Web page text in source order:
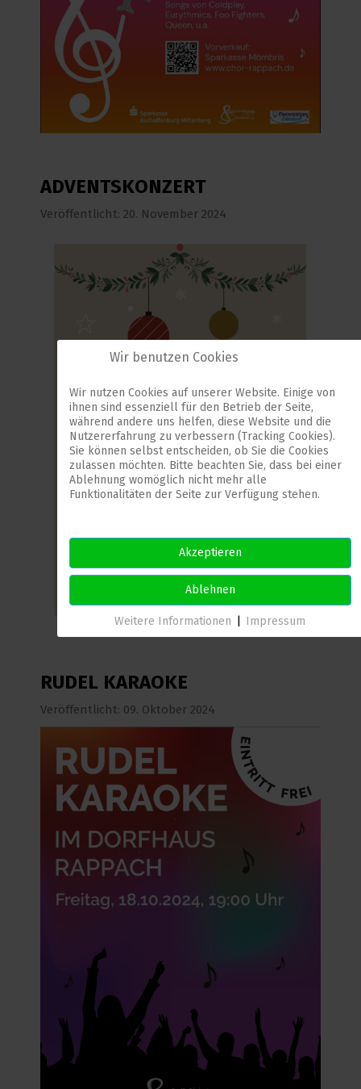
ADVENTSKONZERT
Veröffentlicht: 20. November 2024
RUDEL KARAOKE
Veröffentlicht: 09. Oktober 2024
Wir benutzen Cookies
Wir nutzen Cookies auf unserer Website. Einige von
ihnen sind essenziell für den Betrieb der Seite,
während andere uns helfen, diese Website und die
Nutzererfahrung zu verbessern (Tracking Cookies).
Sie können selbst entscheiden, ob Sie die Cookies
zulassen möchten. Bitte beachten Sie, dass bei einer
Ablehnung womöglich nicht mehr alle
Funktionalitäten der Seite zur Verfügung stehen.
Akzeptieren
Ablehnen
Weitere Informationen Impressum